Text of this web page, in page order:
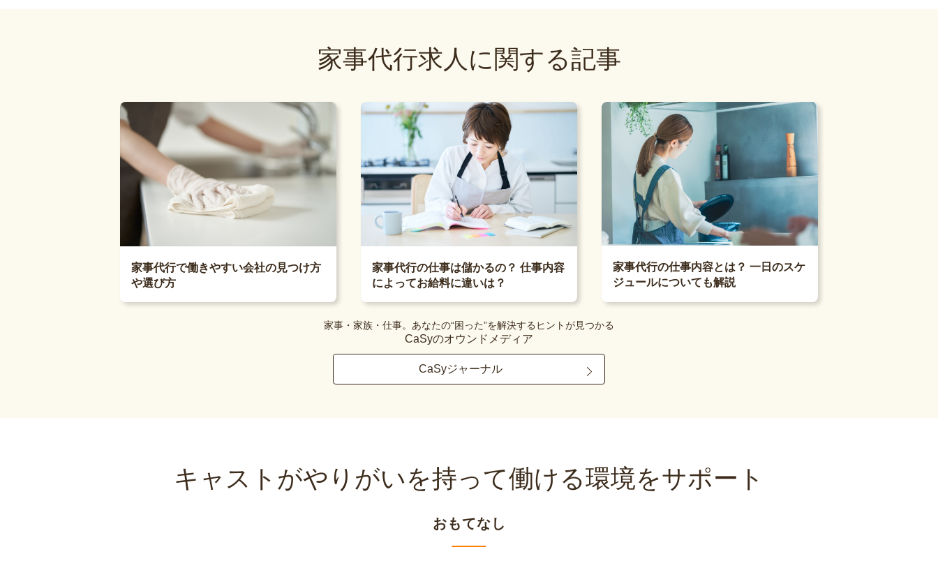
家事代行求人に関する記事
家事代行で働きやすい会社の見つけ方
や選び方
家事代行の仕事は儲かるの？ 仕事内容
によってお給料に違いは？
家事代行の仕事内容とは？ 一日のスケ
ジュールについても解説
家事・家族・仕事。あなたの“困った”を解決するヒントが見つかる
CaSyのオウンドメディア
CaSyジャーナル
キャストがやりがいを持って働ける環境をサポート
おもてなし